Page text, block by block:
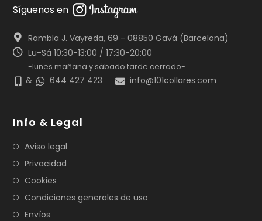
Síguenos en
Rambla J. Vayreda, 69 - 08850 Gavá (Barcelona)
Lu-Sá 10:30-13:00 / 17:30-20:00
-lunes mañana y sábado tarde cerrado-
& 644 427 423 info@101collares.com
Info & Legal
Aviso legal
Privacidad
Cookies
Condiciones generales de uso
Envíos